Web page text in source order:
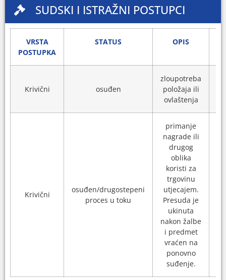
SUDSKI I ISTRAŽNI POSTUPCI
VRSTA
POSTUPKA
STATUS OPIS
Krivični osuđen
zloupotreba
položaja ili
ovlaštenja
Krivični
osuđen/drugostepeni
proces u toku
primanje
nagrade ili
drugog
oblika
koristi za
trgovinu
utjecajem.
Presuda je
ukinuta
nakon žalbe
i predmet
vraćen na
ponovno
suđenje.